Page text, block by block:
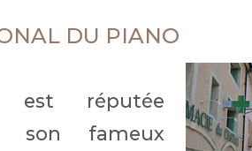
DU PIANO
est réputée
son fameux